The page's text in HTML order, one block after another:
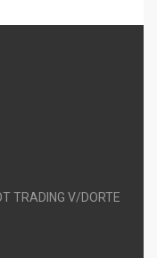
TRADING V/DORTE